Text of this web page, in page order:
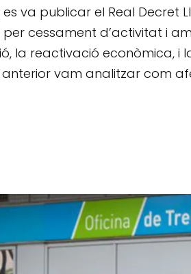
va publicar el Real Decret
cessament d’activitat i
la reactivació econòmica,
anterior vam analitzar com